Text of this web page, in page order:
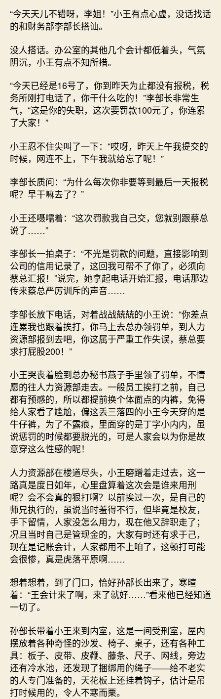
“今天天儿不错呀，李姐！”小王有点心虚，没话找话
的和财务部李部长搭讪。
没人搭话。办公室的其他几个会计都低着头，气氛
阴沉，小王有点不知所措。
“今天已经是16号了，你到昨天为止都没有报税，税
务所刚打电话了，你干什么吃的！”李部长非常生
气，“这是你的失职，这次要罚款100元了，你连累
了大家！”
小王忍不住尖叫了一下：“哎呀，昨天上午我提交的
时候，网连不上，下午我就给忘了呢！”
李部长质问：“为什么每次你非要等到最后一天报税
呢？早干嘛去了？”
小王还嗫嚅着：“这次罚款我自己交，您就别跟蔡总
说了……”
李部长一拍桌子：“不光是罚款的问题，直接影响到
公司的信用记录了，这回我可帮不了你了，必须向
蔡总汇报！”说完，她拿起电话开始汇报，电话那边
传来蔡总严厉训斥的声音……
李部长放下电话，对着战战兢兢的小王说：“你差点
连累我也跟着挨打，你马上去总办领罚单，到人力
资源部报到去吧，你这属于严重工作失误，蔡总要
求打屁股200！”
小王哭丧着脸到总办秘书燕子手里领了罚单，不情
愿的往人力资源部走去。一般员工挨打之前，自己
都有预感的，所以都提前换个体面点的内裤，免得
给人家看了尴尬，偏这丢三落四的小王今天穿的是
牛仔裤，为了不露痕，里面穿的是丁字小内内，虽
说惩罚的时候都要脱光的，可是人家会以为你是故
意穿这么性感的呢！
人力资源部在楼道尽头，小王磨蹭着走过去，这一
路真是度日如年，心里盘算着这次会是谁来用刑
呢？会不会真的狠打啊？以前挨过一次，是自己的
师兄执行的，虽说当时羞得不行，但毕竟是校友，
手下留情，人家没怎么用力，现在他又辞职走了；
况且当时自己是管现金的，大家有时还有求于己，
现在是记账会计，人家都用不上咱了，这顿打可能
会很惨，真是虎落平原啊……
想着想着，到了门口，恰好孙部长出来了，寒暄
着：“王会计来了啊，来了就好……”看来他已经知道
一切了。
孙部长带着小王来到内室，这是一间受刑室，屋内
摆放着各种奇怪的沙发、椅子、桌子，还有各种工
具：板子、皮带、皮鞭、藤条、尺子、网线，旁边
还有冷水池，还发现了捆绑用的绳子——给不老实
的人专门准备的，天花板上还挂着钩子，估计是吊
打时候用的，令人不寒而栗。